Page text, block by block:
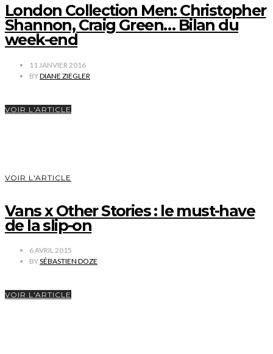
London Collection Men: Christopher
Shannon, Craig Green… Bilan du
week-end
11 JANVIER 2016
BYDIANE ZIEGLER
VOIR L'ARTICLE
VOIR L'ARTICLE
Vans x Other Stories : le must-have
de la slip-on
6 AVRIL 2015
BYSÉBASTIEN DOZE
VOIR L'ARTICLE